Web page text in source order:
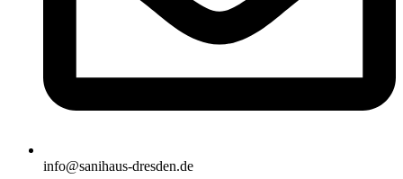
info@sanihaus-dresden.de